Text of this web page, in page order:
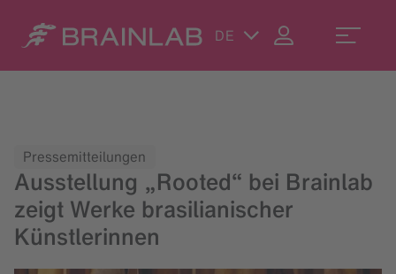
DE
Pressemitteilungen
Ausstellung „Rooted“ bei Brainlab
zeigt Werke brasilianischer
Künstlerinnen